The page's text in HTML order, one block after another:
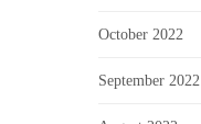
October 2022
September 2022